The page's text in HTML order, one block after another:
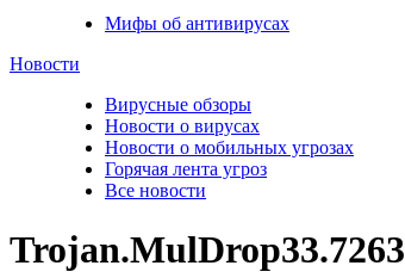
Мифы об антивирусах
Новости
Вирусные обзоры
Новости о вирусах
Новости о мобильных угрозах
Горячая лента угроз
Все новости
Trojan.MulDrop33.7263